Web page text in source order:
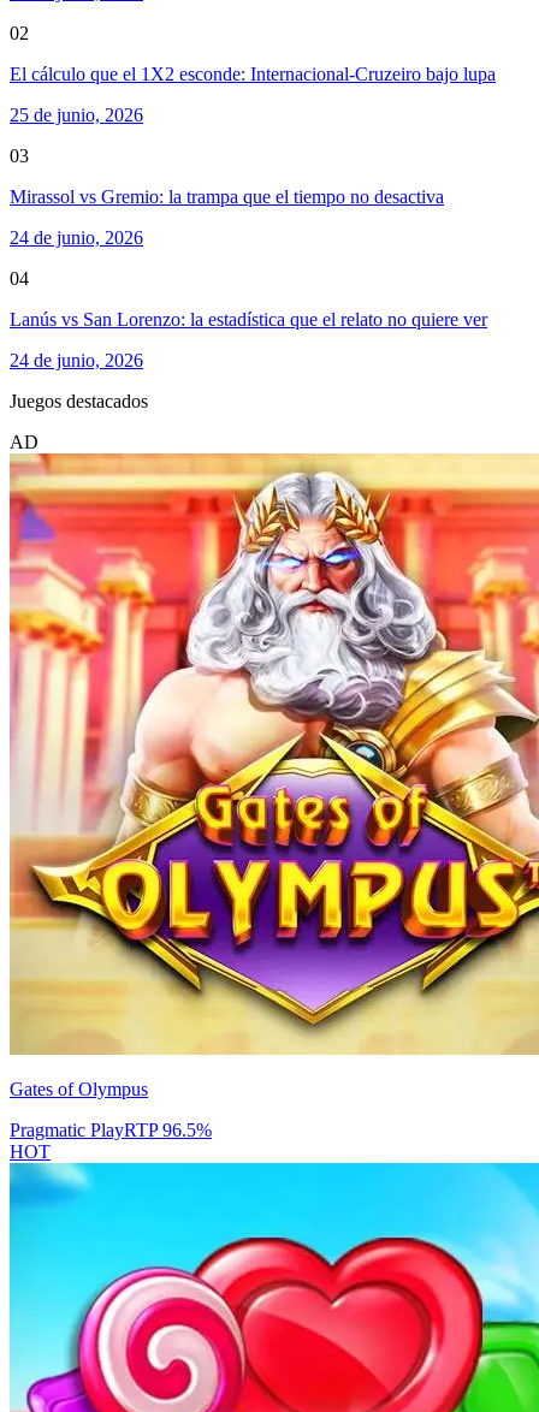
02
El cálculo que el 1X2 esconde: Internacional-Cruzeiro bajo lupa
25 de junio, 2026
03
Mirassol vs Gremio: la trampa que el tiempo no desactiva
24 de junio, 2026
04
Lanús vs San Lorenzo: la estadística que el relato no quiere ver
24 de junio, 2026
Juegos destacados
AD
Gates of Olympus
Pragmatic PlayRTP96.5%
HOT